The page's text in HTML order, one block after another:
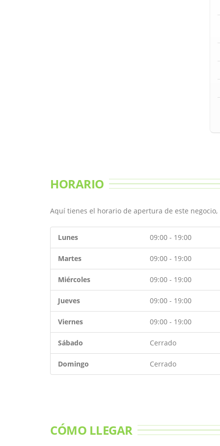
HORARIO
Aquí tienes el horario de apertura de este
Lunes 09:00 - 19:00
Martes 09:00 - 19:00
Miércoles 09:00 - 19:00
Jueves 09:00 - 19:00
Viernes 09:00 - 19:00
Sábado Cerrado
Domingo Cerrado
CÓMO LLEGAR